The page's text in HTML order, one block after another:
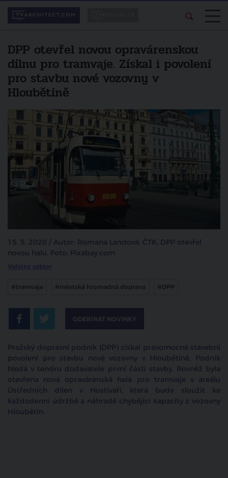
DPP otevřel novou opravárenskou
dílnu pro tramvaje. Získal i povolení
pro stavbu nové vozovny v
Hloubětíně
15. 5. 2020 / Autor: Romana Landová, ČTK. DPP otevřel
novou halu. Foto: Pixabay.com
Veřejný sektor
#tramvaje #městská hromadná doprava #DPP
ODEBÍRAT NOVINKY
Pražský dopravní podnik (DPP) získal pravomocné stavební
povolení pro stavbu nové vozovny v Hloubětíně. Podnik
hledá v tendru dodavatele první části stavby. Rovněž byla
otevřena nová opravárenská hala pro tramvaje v areálu
Ústředních dílen v Hostivaři, která bude sloužit ke
každodenní údržbě a náhradě chybějící kapacity z vozovny
Hloubětín.